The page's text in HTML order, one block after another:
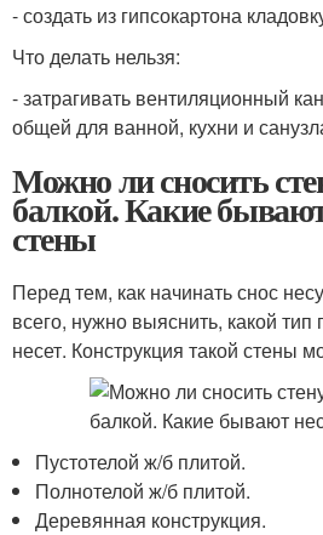
- создать из гипсокартона
Что делать нельзя:
- затрагивать вентиляционный
общей для ванной, кухни и
Можно ли сносить
балкой. Какие
стены
Перед тем, как начинать снос
всего, нужно выяснить, какой
несет. Конструкция такой стены
Пустотелой ж/б плитой.
Полнотелой ж/б плитой.
Деревянная конструкция.